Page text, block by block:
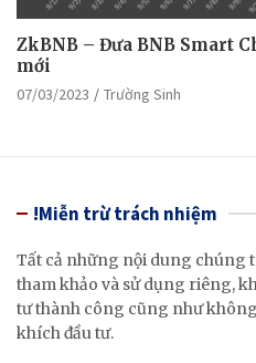
ZkBNB – Đưa BNB Smart
mới
07/03/2023 Trường Sinh
!Miễn trừ trách nhiệm
Tất cả những nội dung chúng
tham khảo và sử dụng riêng,
tư thành công cũng như
khích đầu tư.